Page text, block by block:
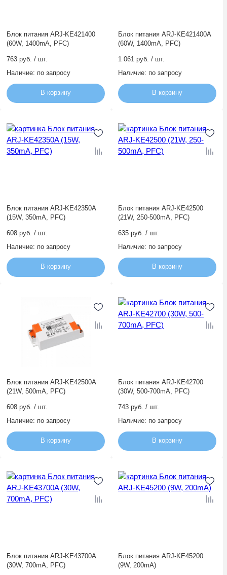
Блок питания ARJ-KE421400
(60W, 1400mA, PFC)
763 руб. / шт.
Наличие: по запросу
В корзину
Блок питания ARJ-KE421400A
(60W, 1400mA, PFC)
1 061 руб. / шт.
Наличие: по запросу
В корзину
Блок питания ARJ-KE42350A
(15W, 350mA, PFC)
608 руб. / шт.
Наличие: по запросу
В корзину
Блок питания ARJ-KE42500
(21W, 250-500mA, PFC)
635 руб. / шт.
Наличие: по запросу
В корзину
Блок питания ARJ-KE42500A
(21W, 500mA, PFC)
608 руб. / шт.
Наличие: по запросу
В корзину
Блок питания ARJ-KE42700
(30W, 500-700mA, PFC)
743 руб. / шт.
Наличие: по запросу
В корзину
Блок питания ARJ-KE43700A
(30W, 700mA, PFC)
Блок питания ARJ-KE45200
(9W, 200mA)